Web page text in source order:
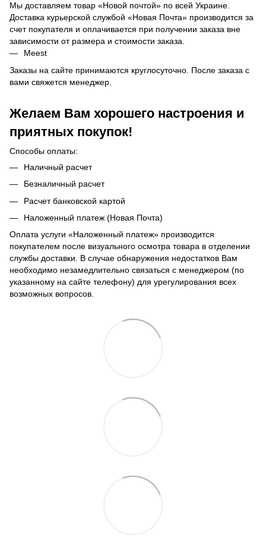
Мы доставляем товар «Новой почтой» по всей Украине.
Доставка курьерской службой «Новая Почта» производится за
счет покупателя и оплачивается при получении заказа вне
зависимости от размера и стоимости заказа.
Meest
Заказы на сайте принимаются круглосуточно. После заказа с
вами свяжется менеджер.
Желаем Вам хорошего настроения и
приятных покупок!
Способы оплаты:
Наличный расчет
Безналичный расчет
Расчет банковской картой
Наложенный платеж (Новая Почта)
Оплата услуги «Наложенный платеж» производится
покупателем после визуального осмотра товара в отделении
службы доставки. В случае обнаружения недостатков Вам
необходимо незамедлительно связаться с менеджером (по
указанному на сайте телефону) для урегулирования всех
возможных вопросов.